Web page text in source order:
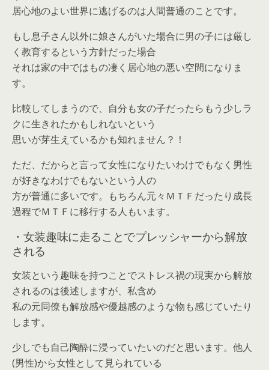
居心地のよい世界に逃げるのは人間普通のことです。
もし息子さん以外に娘さんがいた場合に男の子には厳し
く教育するという方針だった場合
それは家の中ではもの凄く居心地の悪い空間になりま
す。
比較してしまうので、自分も女の子だったらもう少しラ
クに生きれたかもしれないという
思いが芽生えているかも知れません？！
ただ、だからと言って女性になりたいわけでもなく男性
が好きなわけでもないという人の
方が普通に多いです。もちろん元々ＭＴＦだったり成長
過程でＭＴＦに移行する人もいます。
・女装趣味に走ることでプレッシャーから解放
される
女装という趣味を持つことでストレス禍の現実から解放
されるのは後述しますが、私含め
私の元同僚も解放感や優越感のような物も感じていたり
します。
少しでも自己陶酔に浸っていたいのだと思います。他人
(男性)から女性として見られている